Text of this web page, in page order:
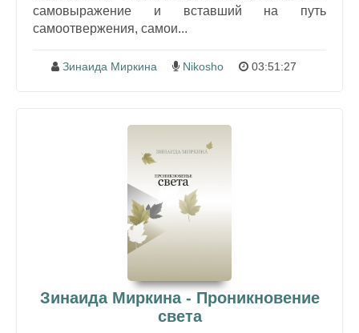
самовыражение и вставший на путь
самоотвержения, самои...
Зинаида Миркина Nikosho 03:51:27
Зинаида Миркина - Проникновение
света